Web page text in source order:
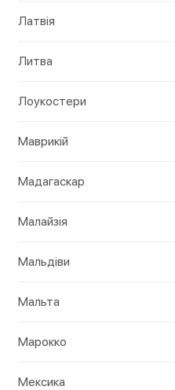
Латвія
Литва
Лоукостери
Маврикій
Мадагаскар
Малайзія
Мальдіви
Мальта
Марокко
Мексика